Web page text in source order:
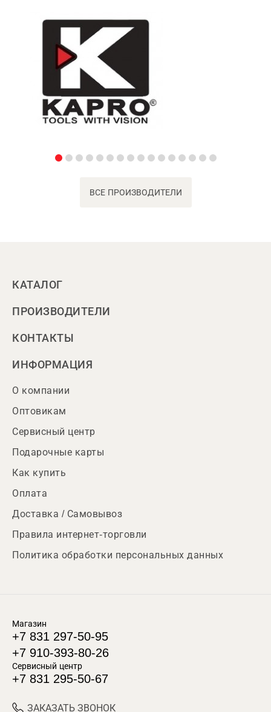
ВСЕ ПРОИЗВОДИТЕЛИ
КАТАЛОГ
ПРОИЗВОДИТЕЛИ
КОНТАКТЫ
ИНФОРМАЦИЯ
О компании
Оптовикам
Сервисный центр
Подарочные карты
Как купить
Оплата
Доставка / Самовывоз
Правила интернет-торговли
Политика обработки персональных данных
Магазин
+7 831 297-50-95
+7 910-393-80-26
Сервисный центр
+7 831 295-50-67
ЗАКАЗАТЬ ЗВОНОК